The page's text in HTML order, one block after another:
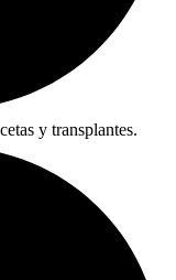
y transplantes.